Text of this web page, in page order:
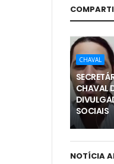
CHAVAL
CHAVAL
SOCIAIS
NOTÍCIA